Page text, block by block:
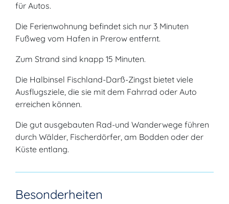
für Autos.
Die Ferienwohnung befindet sich nur 3 Minuten
Fußweg vom Hafen in Prerow entfernt.
Zum Strand sind knapp 15 Minuten.
Die Halbinsel Fischland-Darß-Zingst bietet viele
Ausflugsziele, die sie mit dem Fahrrad oder Auto
erreichen können.
Die gut ausgebauten Rad-und Wanderwege führen
durch Wälder, Fischerdörfer, am Bodden oder der
Küste entlang.
Besonderheiten